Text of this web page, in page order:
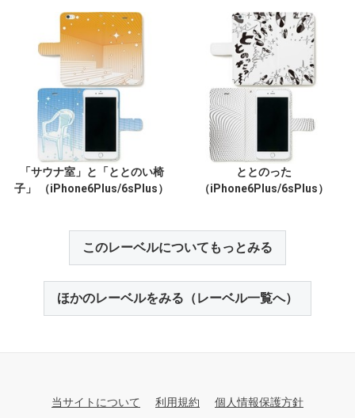
「サウナ室」と「ととのい椅
子」 （iPhone6Plus/6sPlus）
ととのった
（iPhone6Plus/6sPlus）
このレーベルについてもっとみる
ほかのレーベルをみる（レーベル一覧へ）
当サイトについて 利用規約
個人情報保護方針